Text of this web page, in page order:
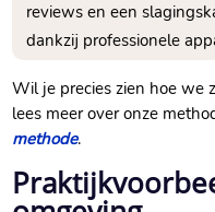
reviews en een
dankzij professionele
Wil je precies zien hoe we
lees meer over onze
methode.​